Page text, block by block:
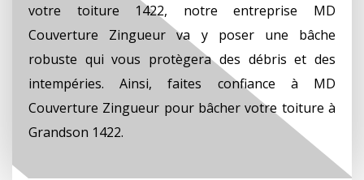
votre toiture 1422, notre entreprise MD
Couverture Zingueur va y poser une bâche
robuste qui vous protègera des débris et des
intempéries. Ainsi, faites confiance à MD
Couverture Zingueur pour bâcher votre toiture à
Grandson 1422.